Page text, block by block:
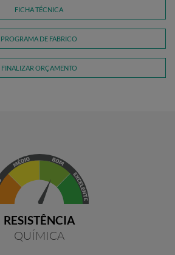
FICHA TÉCNICA
PROGRAMA DE FABRICO
FINALIZAR ORÇAMENTO
RESISTÊNCIA
QUÍMICA